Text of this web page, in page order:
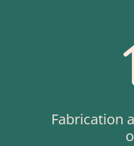
Fabrication